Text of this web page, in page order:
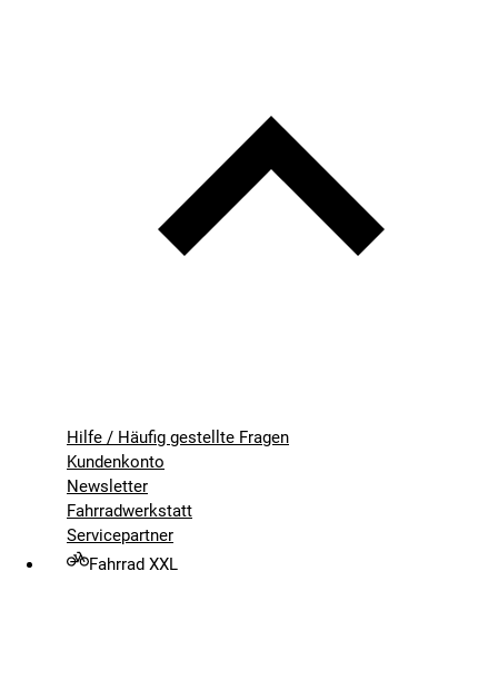
Hilfe / Häufig gestellte Fragen
Kundenkonto
Newsletter
Fahrradwerkstatt
Servicepartner
Fahrrad XXL